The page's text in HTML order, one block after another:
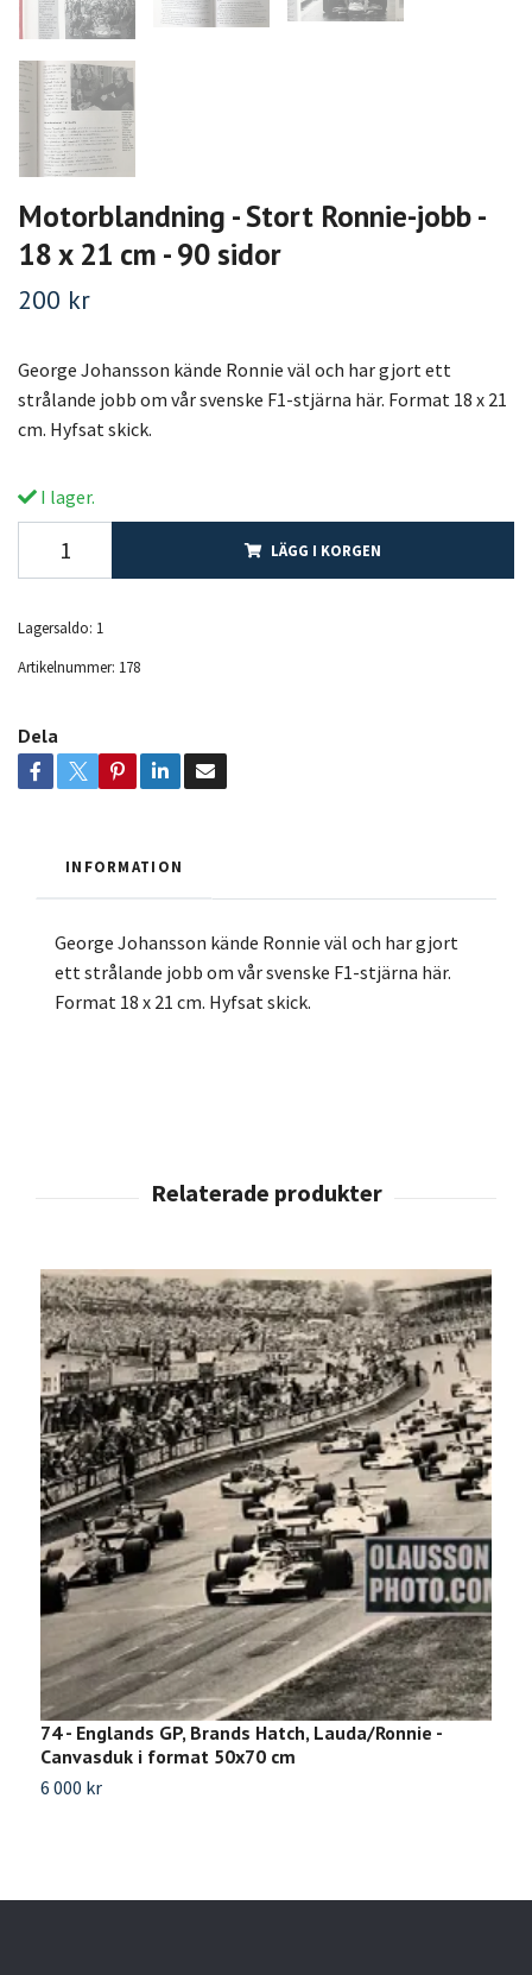
Motorblandning - Stort Ronnie-jobb -
18 x 21 cm - 90 sidor
200 kr
George Johansson kände Ronnie väl och har gjort ett
strålande jobb om vår svenske F1-stjärna här. Format 18 x 21
cm. Hyfsat skick.
I lager.
LÄGG I KORGEN
Lagersaldo: 1
Artikelnummer: 178
Dela
INFORMATION
George Johansson kände Ronnie väl och har gjort
ett strålande jobb om vår svenske F1-stjärna här.
Format 18 x 21 cm. Hyfsat skick.
74 - Englands GP, Brands Hatch, Lauda/Ronnie -
Canvasduk i format 50x70 cm
6 000 kr